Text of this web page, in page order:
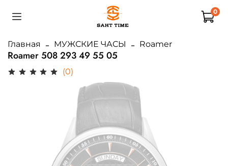
0
Главная МУЖСКИЕ ЧАСЫ Roamer
Roamer 508 293 49 55 05
(0)